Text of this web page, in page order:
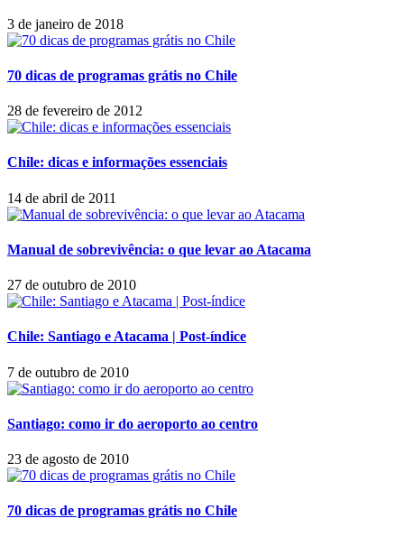
3 de janeiro de 2018
70 dicas de programas grátis no Chile
28 de fevereiro de 2012
Chile: dicas e informações essenciais
14 de abril de 2011
Manual de sobrevivência: o que levar ao Atacama
27 de outubro de 2010
Chile: Santiago e Atacama | Post-índice
7 de outubro de 2010
Santiago: como ir do aeroporto ao centro
23 de agosto de 2010
70 dicas de programas grátis no Chile